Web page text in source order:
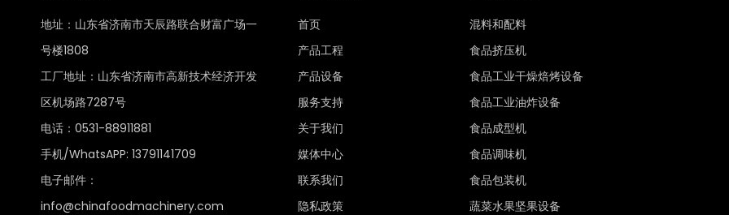
地址：山东省济南市天辰路联合财富广场一
号楼1808
工厂地址：山东省济南市高新技术经济开发
区机场路7287号
电话：0531-88911881
手机/WhatsAPP: 13791141709
电子邮件：
info@chinafoodmachinery.com
首页
产品工程
产品设备
服务支持
关于我们
媒体中心
联系我们
隐私政策
混料和配料
食品挤压机
食品工业干燥焙烤设备
食品工业油炸设备
食品成型机
食品调味机
食品包装机
蔬菜水果坚果设备